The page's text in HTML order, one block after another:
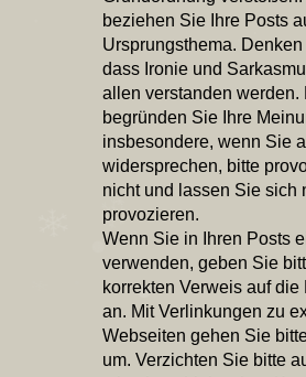
beziehen Sie Ihre Posts
Ursprungsthema.
dass Ironie und
allen verstanden werden.
begründen Sie Ihre
insbesondere, wenn Sie
widersprechen, bitte
nicht und lassen Sie sich
provozieren.
Wenn Sie in Ihren Posts
verwenden, geben Sie
korrekten Verweis auf die
an. Mit Verlinkungen zu
Webseiten gehen Sie
um. Verzichten Sie bitte